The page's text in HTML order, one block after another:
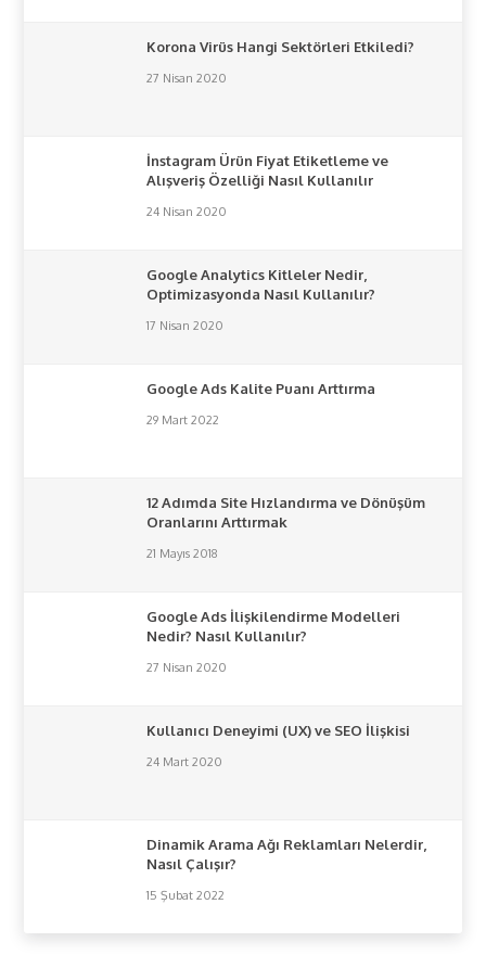
Korona Virüs Hangi Sektörleri Etkiledi?
27 Nisan 2020
İnstagram Ürün Fiyat Etiketleme ve
Alışveriş Özelliği Nasıl Kullanılır
24 Nisan 2020
Google Analytics Kitleler Nedir,
Optimizasyonda Nasıl Kullanılır?
17 Nisan 2020
Google Ads Kalite Puanı Arttırma
29 Mart 2022
12 Adımda Site Hızlandırma ve Dönüşüm
Oranlarını Arttırmak
21 Mayıs 2018
Google Ads İlişkilendirme Modelleri
Nedir? Nasıl Kullanılır?
27 Nisan 2020
Kullanıcı Deneyimi (UX) ve SEO İlişkisi
24 Mart 2020
Dinamik Arama Ağı Reklamları Nelerdir,
Nasıl Çalışır?
15 Şubat 2022